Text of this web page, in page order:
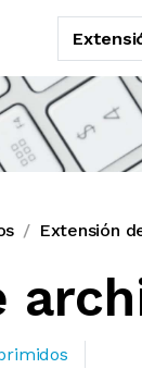
Extensión